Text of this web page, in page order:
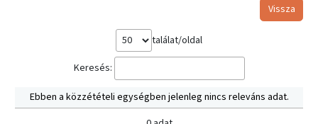
Vissza
találat/oldal
Keresés:
Ebben a közzétételi egységben jelenleg nincs releváns adat.